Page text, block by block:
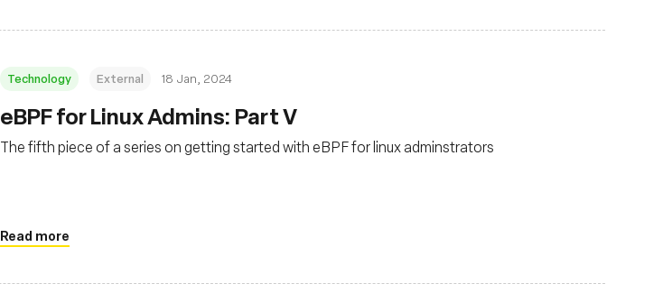
Technology External 18 Jan, 2024
eBPF for Linux Admins: Part V
The fifth piece of a series on getting started with eBPF for linux adminstrators
Read more